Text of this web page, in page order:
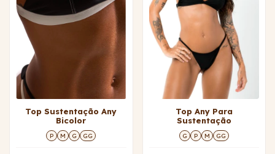
Top Sustentação Any
Bicolor
P M G GG
Top Any Para
Sustentação
G P M GG